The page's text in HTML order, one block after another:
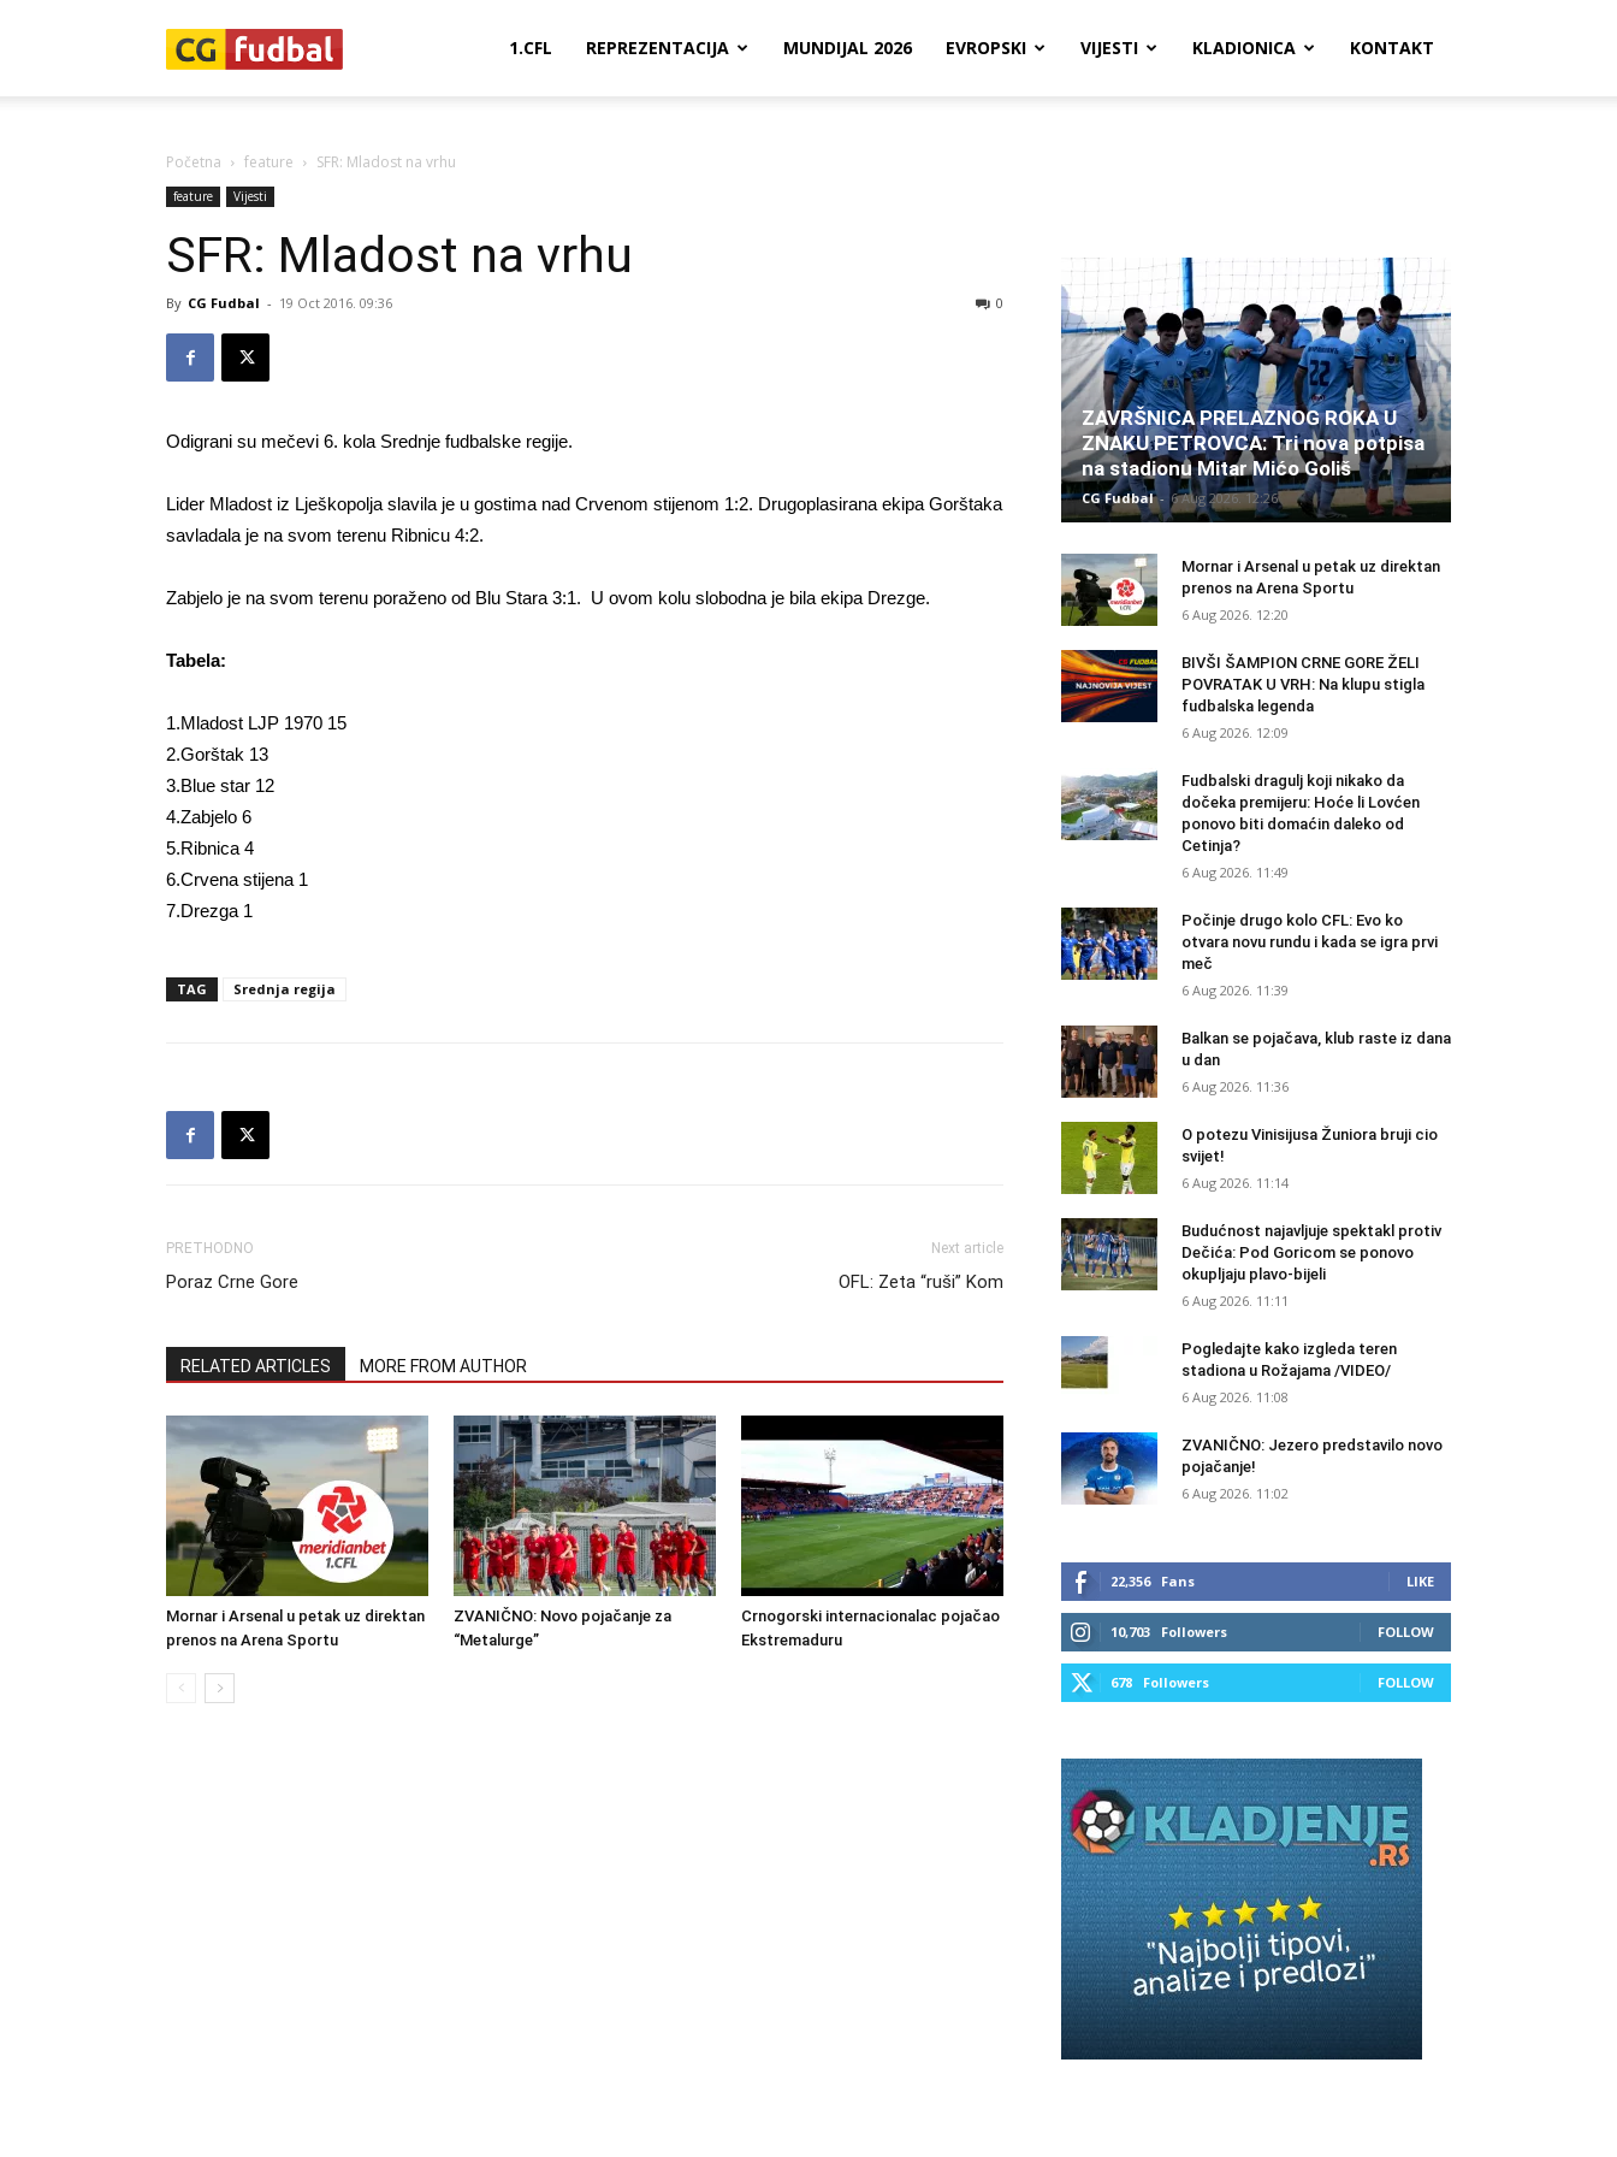
1.CFL REPREZENTACIJA MUNDIJAL 2026 EVROPSKI VIJESTI KLADIONICA KONTAKT
Početna feature SFR: Mladost na vrhu
feature Vijesti
SFR: Mladost na vrhu
By CG Fudbal - 19 Oct 2016. 09:36 0
Odigrani su mečevi 6. kola Srednje fudbalske regije.
Lider Mladost iz Lješkopolja slavila je u gostima nad Crvenom stijenom 1:2. Drugoplasirana ekipa Gorštaka
savladala je na svom terenu Ribnicu 4:2.
Zabjelo je na svom terenu poraženo od Blu Stara 3:1. U ovom kolu slobodna je bila ekipa Drezge.
Tabela:
1.Mladost LJP 1970 15
2.Gorštak 13
3.Blue star 12
4.Zabjelo 6
5.Ribnica 4
6.Crvena stijena 1
7.Drezga 1
TAG Srednja regija
PRETHODNO
Poraz Crne Gore
Next article
OFL: Zeta “ruši” Kom
RELATED ARTICLES MORE FROM AUTHOR
Mornar i Arsenal u petak uz direktan
prenos na Arena Sportu
ZVANIČNO: Novo pojačanje za
“Metalurge”
Crnogorski internacionalac pojačao
Ekstremaduru
ZAVRŠNICA PRELAZNOG ROKA U
ZNAKU PETROVCA: Tri nova potpisa
na stadionu Mitar Mićo Goliš
CG Fudbal - 6 Aug 2026. 12:26
Mornar i Arsenal u petak uz direktan
prenos na Arena Sportu
6 Aug 2026. 12:20
BIVŠI ŠAMPION CRNE GORE ŽELI
POVRATAK U VRH: Na klupu stigla
fudbalska legenda
6 Aug 2026. 12:09
Fudbalski dragulj koji nikako da
dočeka premijeru: Hoće li Lovćen
ponovo biti domaćin daleko od
Cetinja?
6 Aug 2026. 11:49
Počinje drugo kolo CFL: Evo ko
otvara novu rundu i kada se igra prvi
meč
6 Aug 2026. 11:39
Balkan se pojačava, klub raste iz dana
u dan
6 Aug 2026. 11:36
O potezu Vinisijusa Žuniora bruji cio
svijet!
6 Aug 2026. 11:14
Budućnost najavljuje spektakl protiv
Dečića: Pod Goricom se ponovo
okupljaju plavo-bijeli
6 Aug 2026. 11:11
Pogledajte kako izgleda teren
stadiona u Rožajama /VIDEO/
6 Aug 2026. 11:08
ZVANIČNO: Jezero predstavilo novo
pojačanje!
6 Aug 2026. 11:02
22,356 Fans LIKE
10,703 Followers FOLLOW
678 Followers FOLLOW